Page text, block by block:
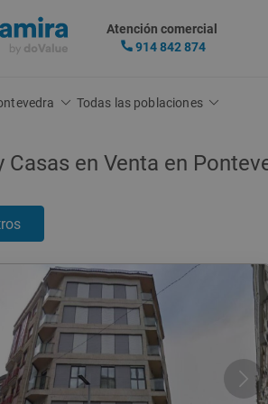
Atención comercial
914 842 874
Todas las poblaciones
Casas en Venta en